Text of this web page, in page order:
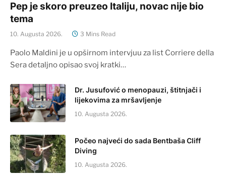
Pep je skoro preuzeo Italiju, novac nije bio
tema
10. Augusta 2026. 3 Mins Read
Paolo Maldini je u opširnom intervjuu za list Corriere della
Sera detaljno opisao svoj kratki…
Dr. Jusufović o menopauzi, štitnjači i
lijekovima za mršavljenje
10. Augusta 2026.
Počeo najveći do sada Bentbaša Cliff
Diving
10. Augusta 2026.